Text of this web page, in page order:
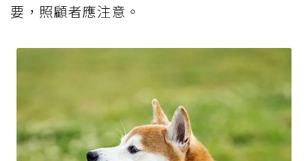
要，照顧者應注意。